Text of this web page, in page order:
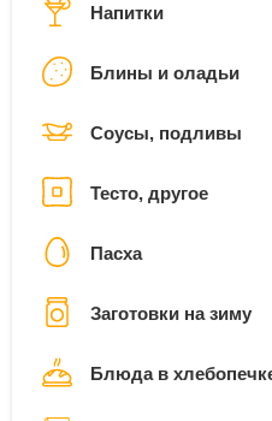
Напитки
Блины и оладьи
Соусы, подливы
Тесто, другое
Пасха
Заготовки на зиму
Блюда в